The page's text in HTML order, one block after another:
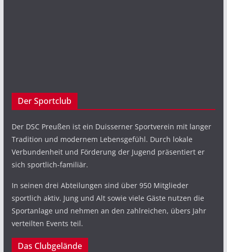
Der Sportclub
Der DSC Preußen ist ein Duisserner Sportverein mit langer
Tradition und modernem Lebensgefühl. Durch lokale
Verbundenheit und Förderung der Jugend präsentiert er
sich sportlich-familiär.
In seinen drei Abteilungen sind über 950 Mitglieder
sportlich aktiv. Jung und Alt sowie viele Gäste nutzen die
Sportanlage und nehmen an den zahlreichen, übers Jahr
verteilten Events teil.
Das Clubgelände